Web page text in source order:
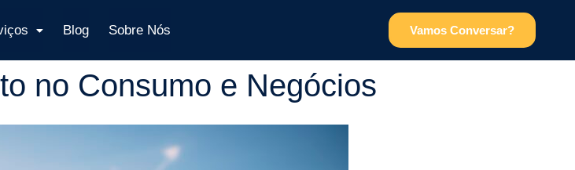
Blog Sobre Nós Vamos Conversar?
no Consumo e Negócios